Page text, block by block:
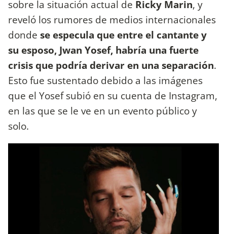
sobre la situación actual de Ricky Marin, y
reveló los rumores de medios internacionales
donde se especula que entre el cantante y
su esposo, Jwan Yosef, habría una fuerte
crisis que podría derivar en una separación.
Esto fue sustentado debido a las imágenes
que el Yosef subió en su cuenta de Instagram,
en las que se le ve en un evento público y
solo.